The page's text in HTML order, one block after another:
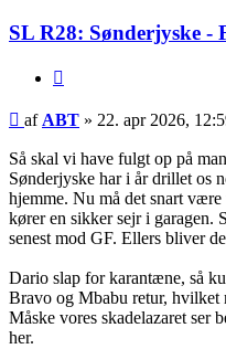
SL R28: Sønderjyske -
Indlæg
af ABT » 22. apr 2026,
Så skal vi have fulgt op på
Sønderjyske har i år drillet os
hjemme. Nu må det snart
kører en sikker sejr i garagen.
senest mod GF. Ellers bliver
Dario slap for karantæne, så
Bravo og Mbabu retur,
Måske vores skadelazaret ser
her.